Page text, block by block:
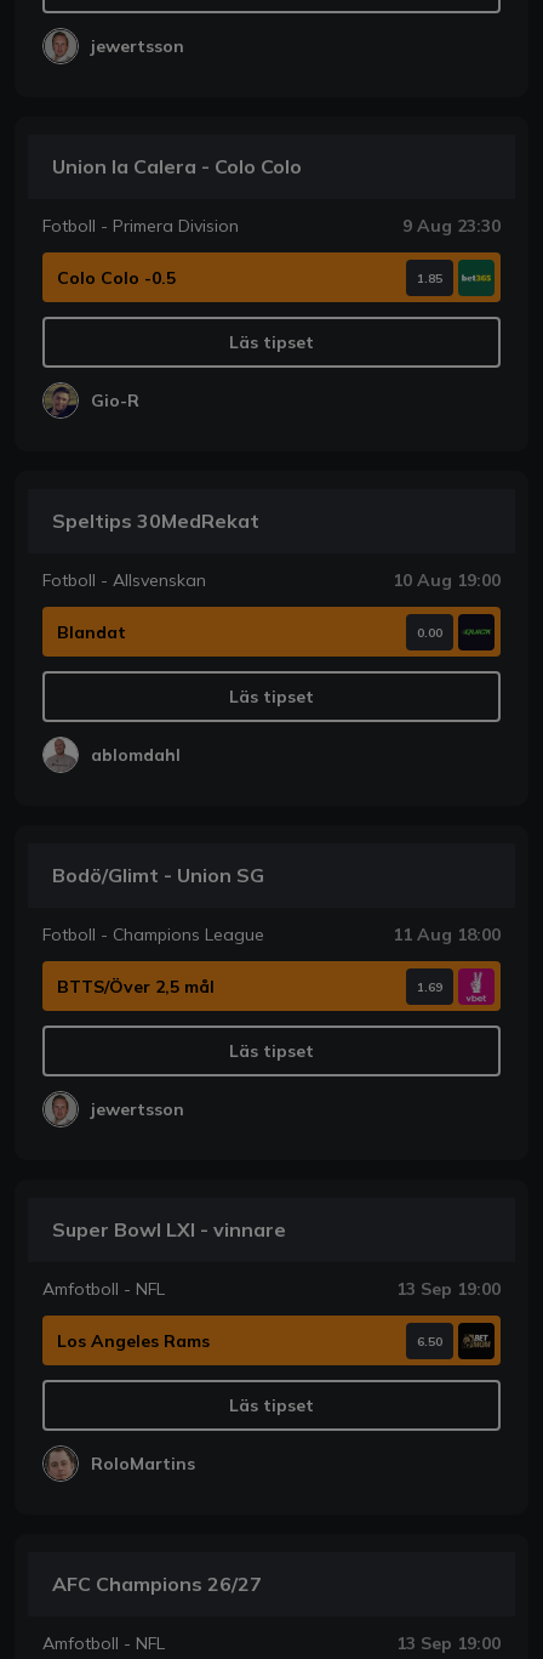
jewertsson
Union la Calera - Colo Colo
Fotboll - Primera Division 9 Aug 23:30
Colo Colo -0.5 1.85
Läs tipset
Gio-R
Speltips 30MedRekat
Fotboll - Allsvenskan 10 Aug 19:00
Blandat 0.00
Läs tipset
ablomdahl
Bodö/Glimt - Union SG
Fotboll - Champions League 11 Aug 18:00
BTTS/Över 2,5 mål 1.69
Läs tipset
jewertsson
Super Bowl LXI - vinnare
Amfotboll - NFL 13 Sep 19:00
Los Angeles Rams 6.50
Läs tipset
RoloMartins
AFC Champions 26/27
Amfotboll - NFL 13 Sep 19:00